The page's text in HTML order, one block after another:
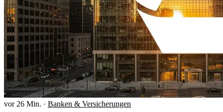
vor 26 Min. · Banken & Versicherungen